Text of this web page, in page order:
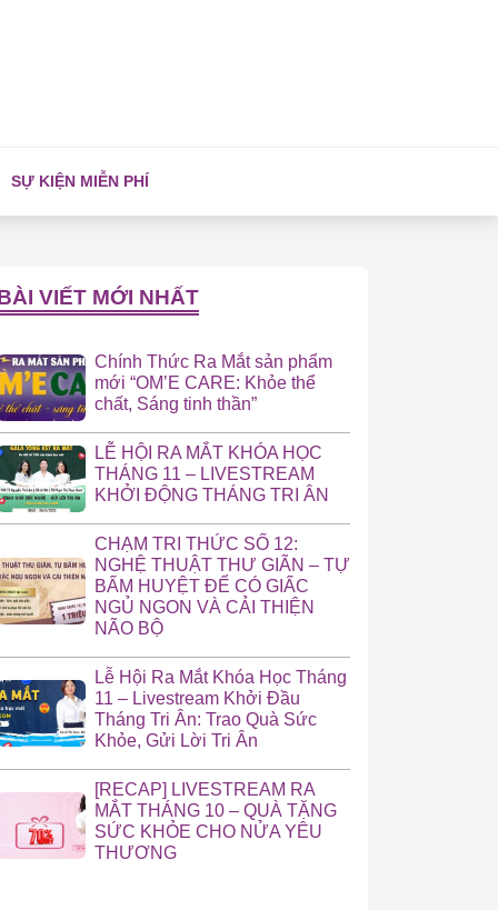
SỰ KIỆN MIỄN PHÍ
VIẾT MỚI NHẤT
Chính Thức Ra Mắt sản phẩm
mới “OM’E CARE: Khỏe thể
chất, Sáng tinh thần”
LỄ HỘI RA MẮT KHÓA HỌC
THÁNG 11 – LIVESTREAM
KHỞI ĐỘNG THÁNG TRI ÂN
CHẠM TRI THỨC SỐ 12:
NGHỆ THUẬT THƯ GIÃN – TỰ
BẤM HUYỆT ĐỂ CÓ GIẤC
NGỦ NGON VÀ CẢI THIỆN
NÃO BỘ
Lễ Hội Ra Mắt Khóa Học Tháng
11 – Livestream Khởi Đầu
Tháng Tri Ân: Trao Quà Sức
Khỏe, Gửi Lời Tri Ân
[RECAP] LIVESTREAM RA
MẮT THÁNG 10 – QUÀ TẶNG
SỨC KHỎE CHO NỬA YÊU
THƯƠNG